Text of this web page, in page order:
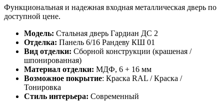
Функциональная и надежная входная металлическая дверь по
доступной цене.
Модель: Стальная дверь Гардиан ДС 2
Отделка: Панель 6/16 Рандеву КШ 01
Вид отделки: Сборной конструкции (крашеная /
шпонированная)
Материал отделки: МДФ, 6 + 16 мм
Возможное покрытие: Краска RAL / Краска /
Тонировка
Стиль интерьера: Современный